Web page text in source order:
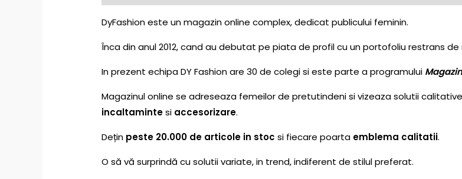
DyFashion este un magazin online complex, dedicat publicului feminin.
Înca din anul 2012, cand au debutat pe piata de profil cu un portofoliu restrans de
In prezent echipa DY Fashion are 30 de colegi si este parte a programului
Magazinul online se adreseaza femeilor de pretutindeni si vizeaza solutii
incaltamintesi accesorizare.
Dețin peste 20.000 de articole in stoc si fiecare poarta emblema calitatii.
O să vă surprindă cu solutii variate, in trend, indiferent de stilul preferat.